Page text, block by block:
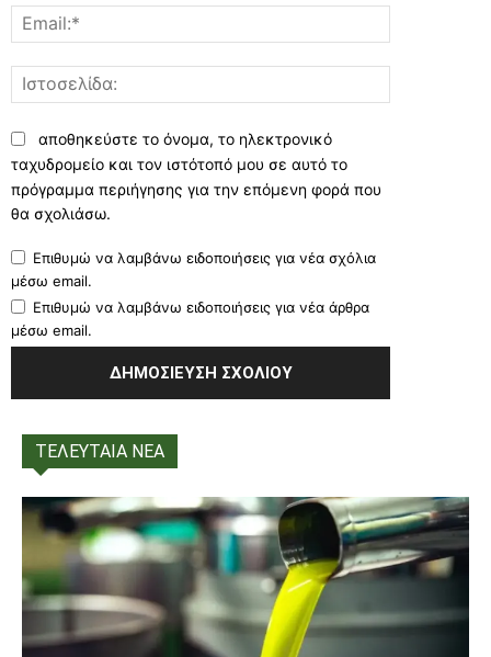
αποθηκεύστε το όνομα, το ηλεκτρονικό
ταχυδρομείο και τον ιστότοπό μου σε αυτό το
πρόγραμμα περιήγησης για την επόμενη φορά που
θα σχολιάσω.
Επιθυμώ να λαμβάνω ειδοποιήσεις για νέα σχόλια
μέσω email.
Επιθυμώ να λαμβάνω ειδοποιήσεις για νέα άρθρα
μέσω email.
ΤΕΛΕΥΤΑΙΑ ΝΕΑ